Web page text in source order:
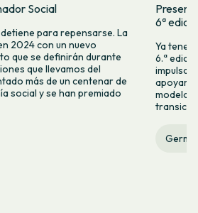
Social
para repensarse. La
2024 con un nuevo
que se definirán durante
que llevamos del
más de un centenar de
social y se han premiado
6ª
Ya
6.ª
apoyar
modelos